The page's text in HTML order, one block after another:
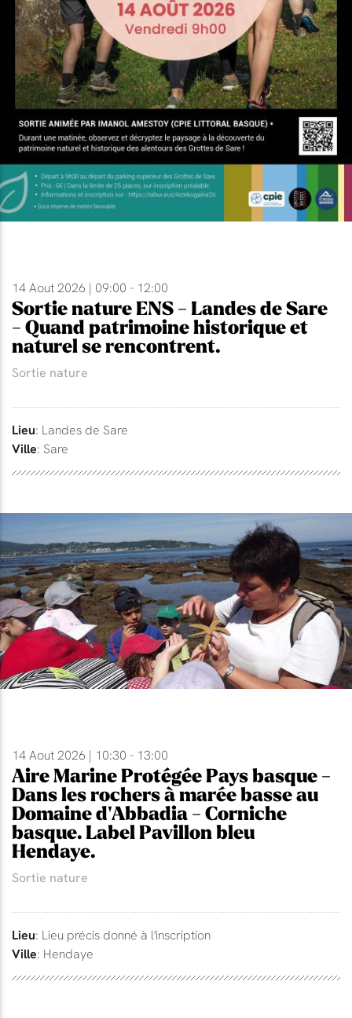
14 Aout 2026 | 09:00 - 12:00
Sortie nature ENS - Landes de Sare
- Quand patrimoine historique et
naturel se rencontrent.
Sortie nature
Lieu: Landes de Sare
Ville: Sare
14 Aout 2026 | 10:30 - 13:00
Aire Marine Protégée Pays basque -
Dans les rochers à marée basse au
Domaine d'Abbadia - Corniche
basque. Label Pavillon bleu
Hendaye.
Sortie nature
Lieu: Lieu précis donné à l'inscription
Ville: Hendaye